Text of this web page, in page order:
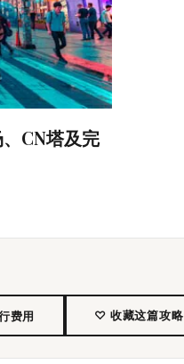
CN塔及完
费用 ♡ 收藏这篇攻略